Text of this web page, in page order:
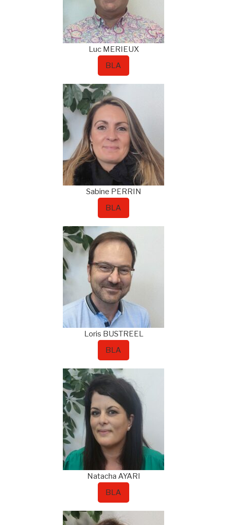
Luc MERIEUX
BLA
Sabine PERRIN
BLA
Loris BUSTREEL
BLA
Natacha AYARI
BLA